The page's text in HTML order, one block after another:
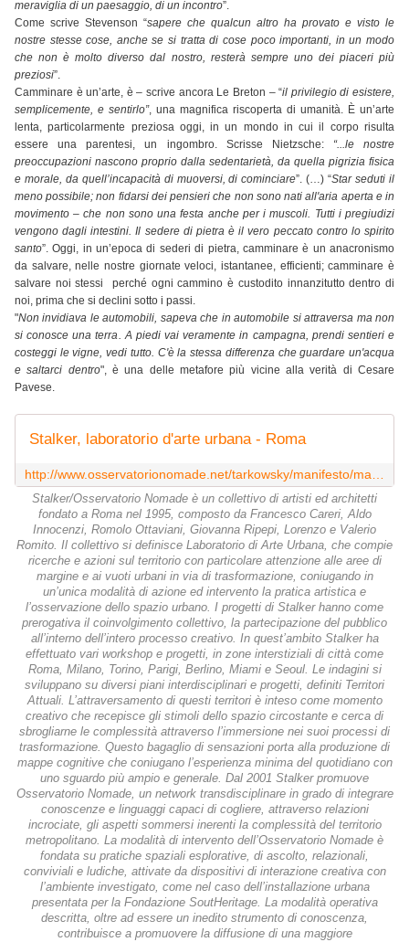
meraviglia di un paesaggio, di un incontro”.
Come scrive Stevenson “sapere che qualcun altro ha provato e visto le
nostre stesse cose, anche se si tratta di cose poco importanti, in un modo
che non è molto diverso dal nostro, resterà sempre uno dei piaceri più
preziosi”.
Camminare è un’arte, è – scrive ancora Le Breton – “il privilegio di esistere,
semplicemente, e sentirlo”, una magnifica riscoperta di umanità. È un’arte
lenta, particolarmente preziosa oggi, in un mondo in cui il corpo risulta
essere una parentesi, un ingombro. Scrisse Nietzsche: “...le nostre
preoccupazioni nascono proprio dalla sedentarietà, da quella pigrizia fisica
e morale, da quell’incapacità di muoversi, di cominciare”. (…) “Star seduti il
meno possibile; non fidarsi dei pensieri che non sono nati all'aria aperta e in
movimento – che non sono una festa anche per i muscoli. Tutti i pregiudizi
vengono dagli intestini. Il sedere di pietra è il vero peccato contro lo spirito
santo”. Oggi, in un’epoca di sederi di pietra, camminare è un anacronismo
da salvare, nelle nostre giornate veloci, istantanee, efficienti; camminare è
salvare noi stessi perché ogni cammino è custodito innanzitutto dentro di
noi, prima che si declini sotto i passi.
"Non invidiava le automobili, sapeva che in automobile si attraversa ma non
si conosce una terra. A piedi vai veramente in campagna, prendi sentieri e
costeggi le vigne, vedi tutto. C'è la stessa differenza che guardare un'acqua
e saltarci dentro", è una delle metafore più vicine alla verità di Cesare
Pavese.
Stalker, laboratorio d'arte urbana - Roma
Stalker/Osservatorio Nomade è un collettivo di artisti ed architetti
fondato a Roma nel 1995, composto da Francesco Careri, Aldo
Innocenzi, Romolo Ottaviani, Giovanna Ripepi, Lorenzo e Valerio
Romito. Il collettivo si definisce Laboratorio di Arte Urbana, che compie
ricerche e azioni sul territorio con particolare attenzione alle aree di
margine e ai vuoti urbani in via di trasformazione, coniugando in
un’unica modalità di azione ed intervento la pratica artistica e
l’osservazione dello spazio urbano. I progetti di Stalker hanno come
prerogativa il coinvolgimento collettivo, la partecipazione del pubblico
all’interno dell’intero processo creativo. In quest’ambito Stalker ha
effettuato vari workshop e progetti, in zone interstiziali di città come
Roma, Milano, Torino, Parigi, Berlino, Miami e Seoul. Le indagini si
sviluppano su diversi piani interdisciplinari e progetti, definiti Territori
Attuali. L’attraversamento di questi territori è inteso come momento
creativo che recepisce gli stimoli dello spazio circostante e cerca di
sbrogliarne le complessità attraverso l’immersione nei suoi processi di
trasformazione. Questo bagaglio di sensazioni porta alla produzione di
mappe cognitive che coniugano l’esperienza minima del quotidiano con
uno sguardo più ampio e generale. Dal 2001 Stalker promuove
Osservatorio Nomade, un network transdisciplinare in grado di integrare
conoscenze e linguaggi capaci di cogliere, attraverso relazioni
incrociate, gli aspetti sommersi inerenti la complessità del territorio
metropolitano. La modalità di intervento dell’Osservatorio Nomade è
fondata su pratiche spaziali esplorative, di ascolto, relazionali,
conviviali e ludiche, attivate da dispositivi di interazione creativa con
l’ambiente investigato, come nel caso dell’installazione urbana
presentata per la Fondazione SoutHeritage. La modalità operativa
descritta, oltre ad essere un inedito strumento di conoscenza,
contribuisce a promuovere la diffusione di una maggiore